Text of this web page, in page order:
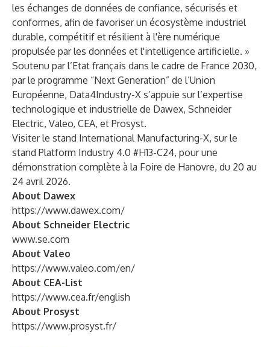
les échanges de données de confiance, sécurisés et
conformes, afin de favoriser un écosystème industriel
durable, compétitif et résilient à l'ère numérique
propulsée par les données et l'intelligence artificielle. »
Soutenu par l’Etat français dans le cadre de France 2030,
par le programme “Next Generation” de l’Union
Européenne, Data4Industry-X s’appuie sur l’expertise
technologique et industrielle de Dawex, Schneider
Electric, Valeo, CEA, et Prosyst.
Visiter le stand International Manufacturing-X, sur le
stand Platform Industry 4.0 #H13-C24, pour une
démonstration complète à la Foire de Hanovre, du 20 au
24 avril 2026.
About Dawex
https://www.dawex.com/
About Schneider Electric
www.se.com
About Valeo
https://www.valeo.com/en/
About CEA-List
https://www.cea.fr/english
About Prosyst
https://www.prosyst.fr/